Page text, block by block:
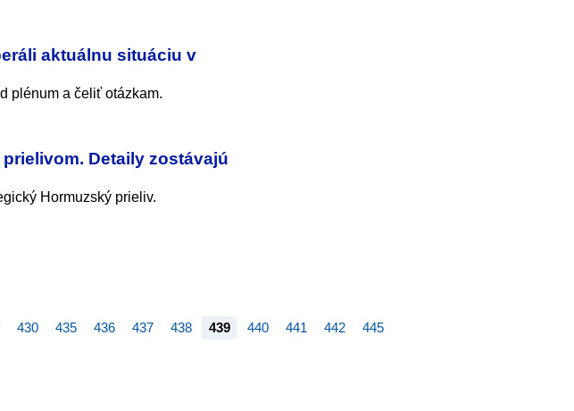
aktuálnu situáciu v
plénum a čeliť otázkam.
Detaily zostávajú
Hormuzský prieliv.
430 435 436 437 438 439 440 441 442 445